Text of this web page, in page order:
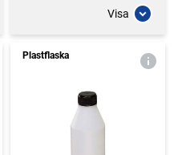
Visa
Plastflaska